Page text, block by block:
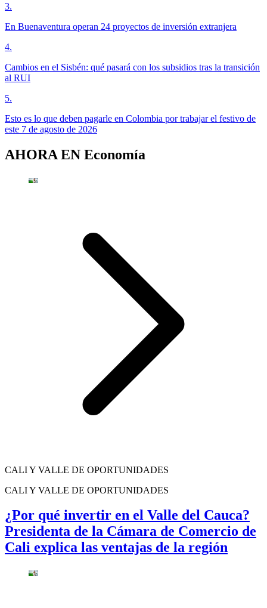
3.
En Buenaventura operan 24 proyectos de inversión extranjera
4.
Cambios en el Sisbén: qué pasará con los subsidios tras la transición
al RUI
5.
Esto es lo que deben pagarle en Colombia por trabajar el festivo de
este 7 de agosto de 2026
AHORA EN Economía
CALI Y VALLE DE OPORTUNIDADES
CALI Y VALLE DE OPORTUNIDADES
¿Por qué invertir en el Valle del Cauca?
Presidenta de la Cámara de Comercio de
Cali explica las ventajas de la región